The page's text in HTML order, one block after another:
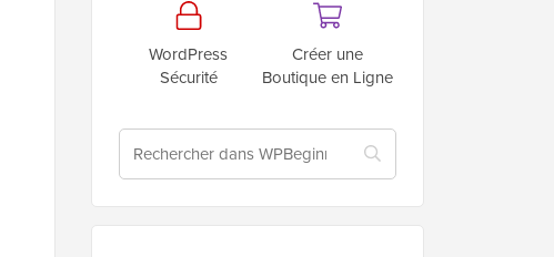
WordPress
Sécurité
Créer une
Boutique en Ligne